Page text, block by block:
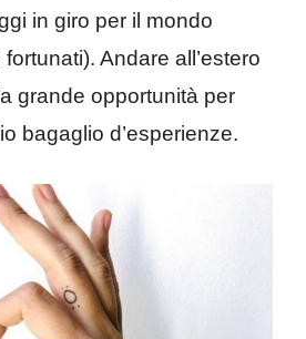
in giro per il mondo
Andare all’estero
grande opportunità per
bagaglio d’esperienze.